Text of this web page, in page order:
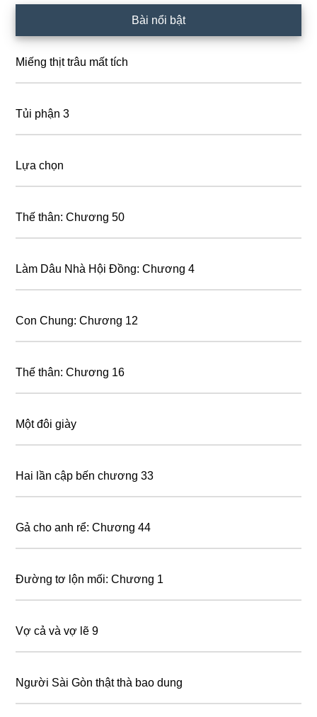
Sidebar
Bài nổi bật
Miếng thịt trâu mất tích
Tủi phận 3
Lựa chọn
Thế thân: Chương 50
Làm Dâu Nhà Hội Đồng: Chương 4
Con Chung: Chương 12
Thế thân: Chương 16
Một đôi giày
Hai lần cập bến chương 33
Gả cho anh rể: Chương 44
Đường tơ lộn mối: Chương 1
Vợ cả và vợ lẽ 9
Người Sài Gòn thật thà bao dung